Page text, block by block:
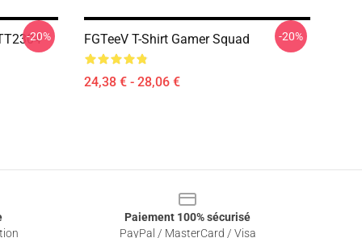
-20% FGTeeV T-Shirt Gamer Squad
24,38 € - 28,06 €
-20%
Paiement 100% sécurisé
PayPal / MasterCard / Visa